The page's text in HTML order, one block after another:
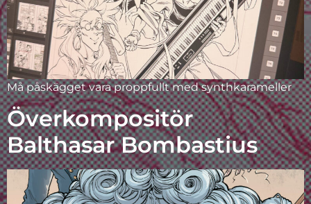
Må påskägget vara proppfullt med synthkarameller
Överkompositör
Balthasar Bombastius